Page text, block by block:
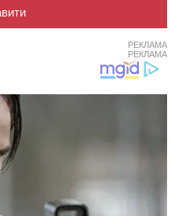
РЕКЛАМА
РЕКЛАМА